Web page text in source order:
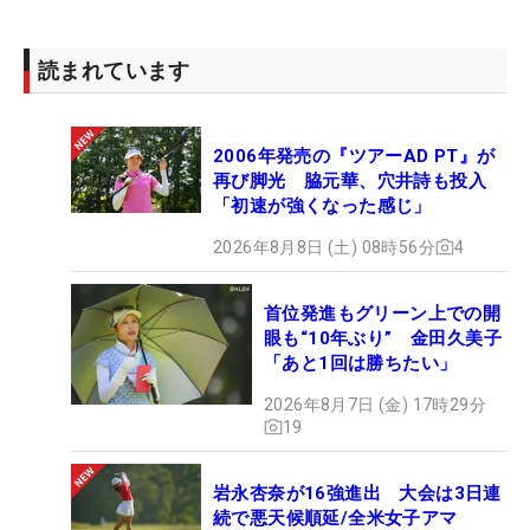
素振りを続けているという。
この飛距離アップによって、プロの試合の距離設定
にも対応しやすくなった。「セカンドショットの距
離が変わって、だいぶ戦いやすくなった」と、成長
現在は現役大学生。プロテストを受験できるのは大
学4年生以降だが、「日本女子学生とか、日本タイ
トルを取ればテストを受けてもいいよって監督に言
われているので、まずはそこを目指したい」と着実
にステップを踏んでいく構えだ。そして、ゴルフ人
生における最終目標は「プロテストに合格して、レ
ギュラーツアーに毎週出られるようになったら幸せ
です。最終的には世界タイトルを取ること。ただ行
読まれています
2006年発売の『ツアーAD PT』が
再び脚光 脇元華、穴井詩も投入
「初速が強くなった感じ」
2026年8月8日 (土) 08時56分 4
首位発進もグリーン上での開
眼も“10年ぶり” 金田久美子
「あと1回は勝ちたい」
2026年8月7日 (金) 17時29分
19
岩永杏奈が16強進出 大会は3日連
続で悪天候順延/全米女子アマ